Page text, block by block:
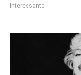
Interessante